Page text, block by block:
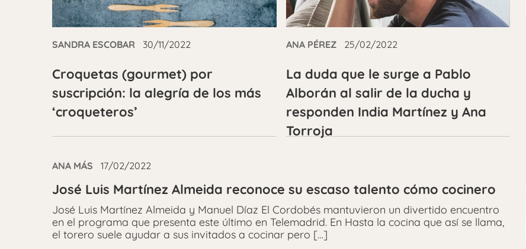
SANDRA ESCOBAR 30/11/2022
Croquetas (gourmet) por
suscripción: la alegría de los más
‘croqueteros’
ANA PÉREZ 25/02/2022
La duda que le surge a Pablo
Alborán al salir de la ducha y
responden India Martínez y Ana
Torroja
ANA MÁS 17/02/2022
José Luis Martínez Almeida reconoce su escaso talento cómo cocinero
José Luis Martínez Almeida y Manuel Díaz El Cordobés mantuvieron un divertido encuentro
en el programa que presenta este último en Telemadrid. En Hasta la cocina que así se llama,
el torero suele ayudar a sus invitados a cocinar pero […]